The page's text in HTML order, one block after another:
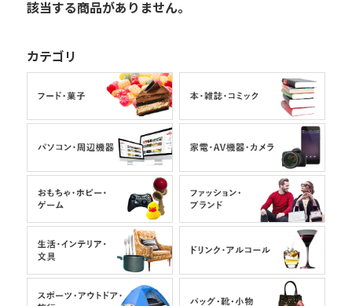
該当する商品がありません。
カテゴリ